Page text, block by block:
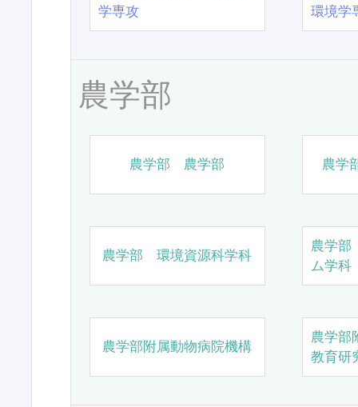
学専攻
環境学
農学部
農学部 農学部 農学
農学部 環境資源科学科
農学
ム学科
農学部附属動物病院機構
農学部
教育研